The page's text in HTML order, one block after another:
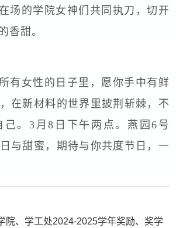
场的学院女神们共同执刀，切开
香甜。
有女性的日子里， 愿你手中有鲜
在新材料的世界里披荆斩棘， 不
。 3月8日下午两点。 燕园6号
与甜蜜， 期待与你共度节日， 一
院、学工处2024-2025学年奖励、奖学